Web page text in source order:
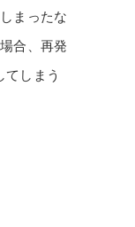
まったな
合、再発
しまう